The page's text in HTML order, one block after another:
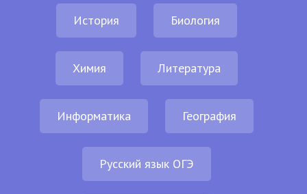
История Биология
Химия Литература
Информатика География
Русский язык ОГЭ